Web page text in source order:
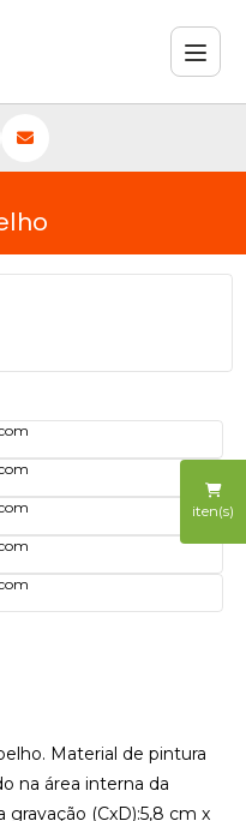
iten(s)
Espelho
Material de pintura
na área interna da
(CxD):5,8 cm x